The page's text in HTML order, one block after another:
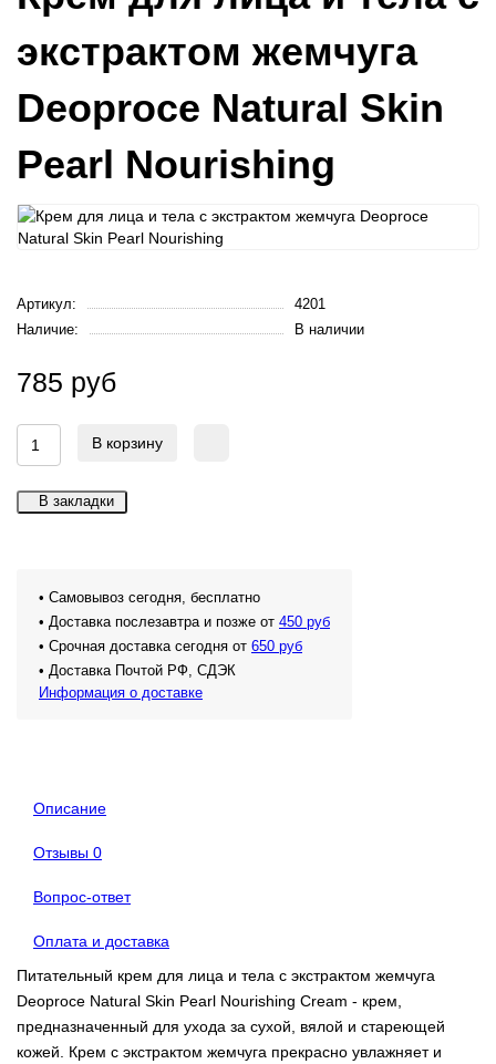
экстрактом жемчуга
Deoproce Natural Skin
Pearl Nourishing
Артикул:
4201
Наличие:
В наличии
785 руб
В корзину
В закладки
• Самовывоз сегодня, бесплатно
• Доставка послезавтра и позже от 450 руб
• Срочная доставка сегодня от 650 руб
• Доставка Почтой РФ, СДЭК
Информация о доставке
Описание
Отзывы 0
Вопрос-ответ
Оплата и доставка
Питательный крем для лица и тела с экстрактом жемчуга
Deoproce Natural Skin Pearl Nourishing Cream - крем,
предназначенный для ухода за сухой, вялой и стареющей
кожей. Крем с экстрактом жемчуга прекрасно увлажняет и